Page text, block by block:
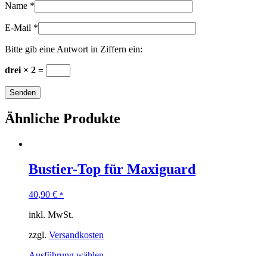
Name *
E-Mail *
Bitte gib eine Antwort in Ziffern ein:
drei × 2 =
Ähnliche Produkte
Bustier-Top für Maxiguard
40,90 € *
inkl. MwSt.
zzgl. Versandkosten